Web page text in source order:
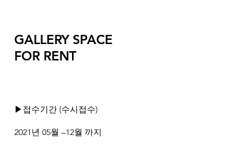
GALLERY SPACE
FOR RENT
▶접수기간 (수시접수)
2021년 05월 –12월 까지